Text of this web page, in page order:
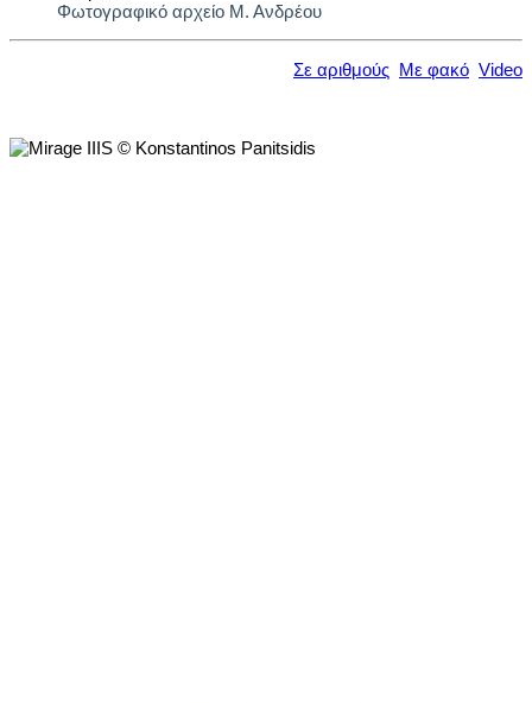
Φωτογραφικό αρχείο Μ. Ανδρέου
Σε αριθμούς Με φακό Video